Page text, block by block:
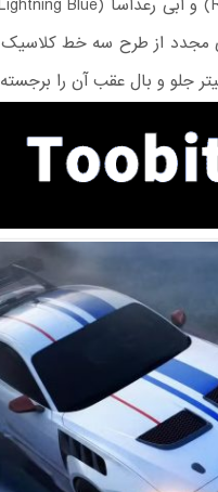
مجدد از طرح سه خط کلاسیک